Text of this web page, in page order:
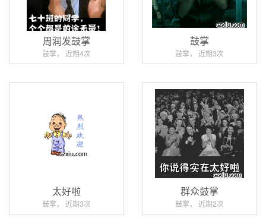
周润发鼓掌
鼓掌， 近期4次
鼓掌
鼓掌， 近期3次
太好啦
鼓掌， 近期3次
群众鼓掌
鼓掌， 近期2次